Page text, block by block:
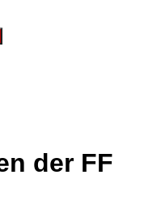
der FF